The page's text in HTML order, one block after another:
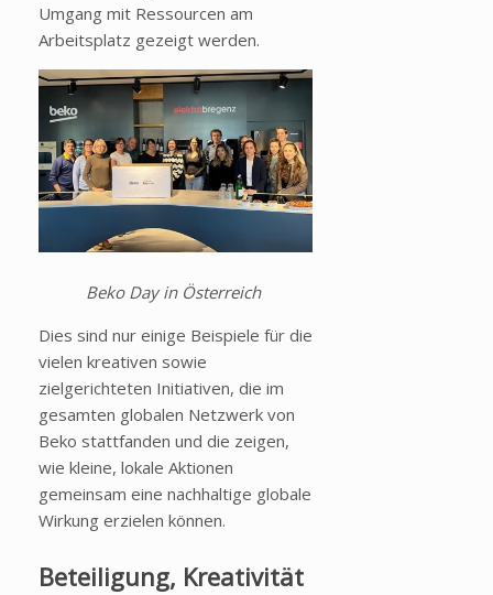
Umgang mit Ressourcen am
Arbeitsplatz gezeigt werden.
Beko Day in Österreich
Dies sind nur einige Beispiele für die
vielen kreativen sowie
zielgerichteten Initiativen, die im
gesamten globalen Netzwerk von
Beko stattfanden und die zeigen,
wie kleine, lokale Aktionen
gemeinsam eine nachhaltige globale
Wirkung erzielen können.
Beteiligung, Kreativität